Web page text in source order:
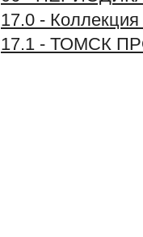
17.0 -
17.1 - ТОМСК